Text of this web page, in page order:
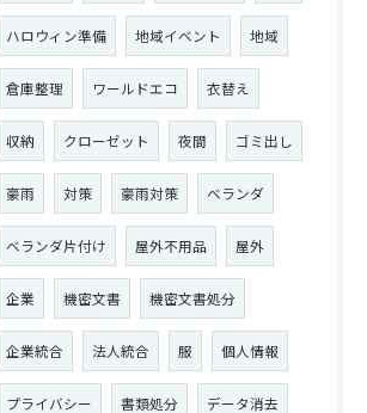
ハロウィン準備 地域イベント 地域
倉庫整理 ワールドエコ 衣替え
収納 クローゼット 夜間 ゴミ出し
豪雨 対策 豪雨対策 ベランダ
ベランダ片付け 屋外不用品 屋外
企業 機密文書 機密文書処分
企業統合 法人統合 服 個人情報
プライバシー 書類処分 データ消去